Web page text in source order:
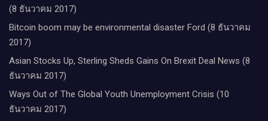
(8 ธันวาคม 2017)
Bitcoin boom may be environmental disaster Ford (8 ธันวาคม
2017)
Asian Stocks Up, Sterling Sheds Gains On Brexit Deal News (8
ธันวาคม 2017)
Ways Out of The Global Youth Unemployment Crisis (10
ธันวาคม 2017)